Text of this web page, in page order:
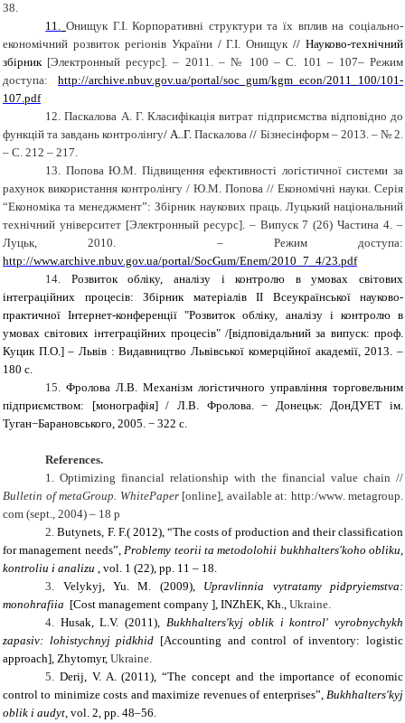
38.
11. Онищук Г.І. Корпоративні структури та їх вплив на соціально-
економічний розвиток регіонів України /Г.І. Онищук// Науково-технічний
збірник [Электронный ресурс].– 2011. – № 100 – С. 101 – 107– Режим
доступа:
http://archive.nbuv.gov.ua/portal/soc_gum/kgm_econ/2011_100/101-
107.pdf
12. Паскалова А. Г. Класифікація витрат підприємства відповідно до
функцій та завдань контролінгу/ А..Г.Паскалова // Бізнесінформ – 2013. – № 2.
– С. 212 – 217.
13. Попова Ю.М. Підвищення ефективності логістичної системи за
рахунок використання контролінгу / Ю.М. Попова // Економічні науки. Серія
“Економіка та менеджмент”: Збірник наукових праць. Луцький національний
технічний університет [Электронный ресурс]. – Випуск 7 (26) Частина 4. –
Луцьк, 2010. – Режим доступа:
http://www.archive.nbuv.gov.ua/portal/SocGum/Enem/2010_7_4/23.pdf
14.
Розвиток обліку, аналізу і контролю в умовах світових
інтеграційних процесів: Збірник матеріалів II Всеукраїнської науково-
практичної Інтернет-конференції "Розвиток обліку, аналізу і контролю в
умовах світових інтеграційних процесів" /[відповідальний за випуск: проф.
Куцик П.О.] – Львів : Видавництво Львівської комерційної академії, 2013. –
180 с.
15. Фролова Л.В. Механізм логістичного управління торговельним
підприємством: [монографія] / Л.В. Фролова. − Донецьк: ДонДУЕТ ім.
Туган−Барановського, 2005. − 322 с.
References.
1. Optimizingfinancial relationship withthe financial valuechain //
Bulletin of metaGroup. WhitePaper[online], available at: http:/www. metagroup.
com (sept., 2004) – 18 p
2. Butynets, F. F.( 2012),“The costs of production and their classification
for management needs”,Problemy teorii ta metodolohii bukhhalters'koho obliku,
kontroliu i analizu , vol. 1 (22), рр. 11 – 18.
3.
Velykyj, Yu. M. (2009), Upravlinnia vytratamy pidpryiemstva:
monohrafiia [Cost management company ], INZhEK, Kh., Ukraine.
4. Husak, L.V. (2011), Bukhhalters'kyj oblik i kontrol' vyrobnychykh
zapasiv: lohistychnyj pidkhid [Accounting and control of inventory: logistic
approach], Zhytomyr, Ukraine.
5. Derij, V. A.(2011), “The concept and the importance of economic
control to minimize costs and maximize revenues of enterprises”,Bukhhalters'kyj
oblik i audyt, vol. 2, pp. 48–56.